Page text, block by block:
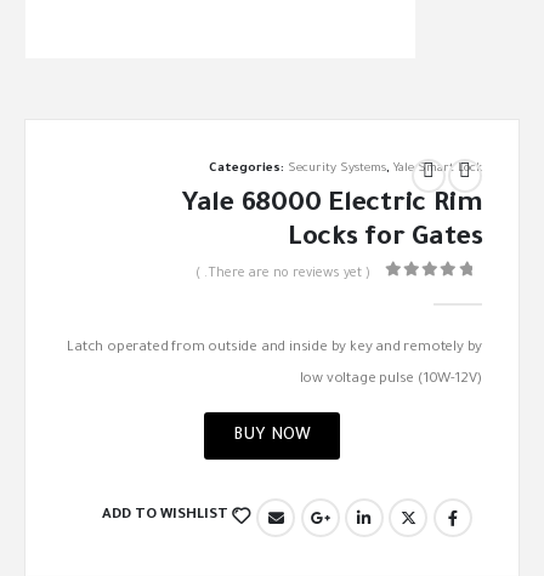
Categories: Security Systems,Yale Smart Lock
Yale 68000 Electric Rim
Locks for Gates
( There are no reviews yet. )
Latch operated from outside and inside by key and remotely by
low voltage pulse (10W-12V)
BUY NOW
ADD TO WISHLIST